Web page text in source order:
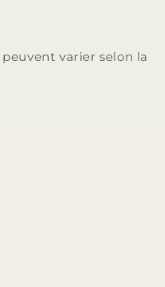
varier selon la